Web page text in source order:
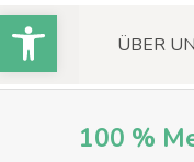
ÜBER
100 %
Open toolbar